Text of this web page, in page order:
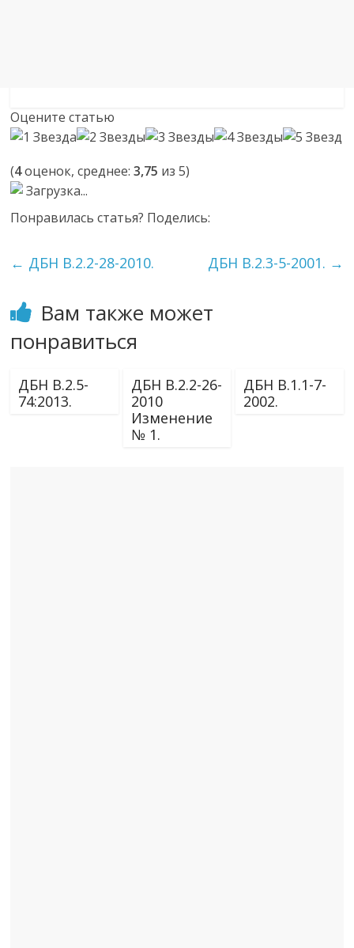
Оцените статью
(4оценок, среднее:3,75 из 5)
Загрузка...
Понравилась статья? Поделись:
← ДБН В.2.2-28-2010. ДБН В.2.3-5-2001. →
Вам также может
понравиться
ДБН В.2.5-
74:2013.
ДБН В.2.2-26-
2010
Изменение
№ 1.
ДБН В.1.1-7-
2002.